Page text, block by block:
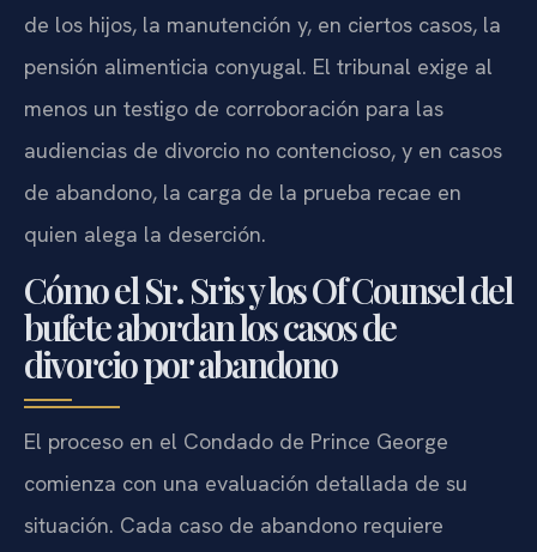
de los hijos, la manutención y, en ciertos casos, la
pensión alimenticia conyugal. El tribunal exige al
menos un testigo de corroboración para las
audiencias de divorcio no contencioso, y en casos
de abandono, la carga de la prueba recae en
quien alega la deserción.
Cómo el Sr. Sris y los Of Counsel del
bufete abordan los casos de
divorcio por abandono
El proceso en el Condado de Prince George
comienza con una evaluación detallada de su
situación. Cada caso de abandono requiere